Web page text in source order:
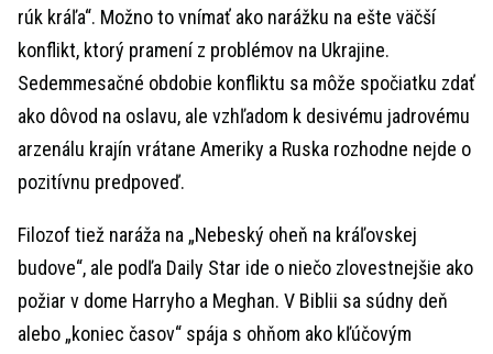
rúk kráľa“. Možno to vnímať ako narážku na ešte väčší
konflikt, ktorý pramení z problémov na Ukrajine.
Sedemmesačné obdobie konfliktu sa môže spočiatku zdať
ako dôvod na oslavu, ale vzhľadom k desivému jadrovému
arzenálu krajín vrátane Ameriky a Ruska rozhodne nejde o
pozitívnu predpoveď.
Filozof tiež naráža na „Nebeský oheň na kráľovskej
budove“, ale podľa Daily Star ide o niečo zlovestnejšie ako
požiar v dome Harryho a Meghan. V Biblii sa súdny deň
alebo „koniec časov“ spája s ohňom ako kľúčovým